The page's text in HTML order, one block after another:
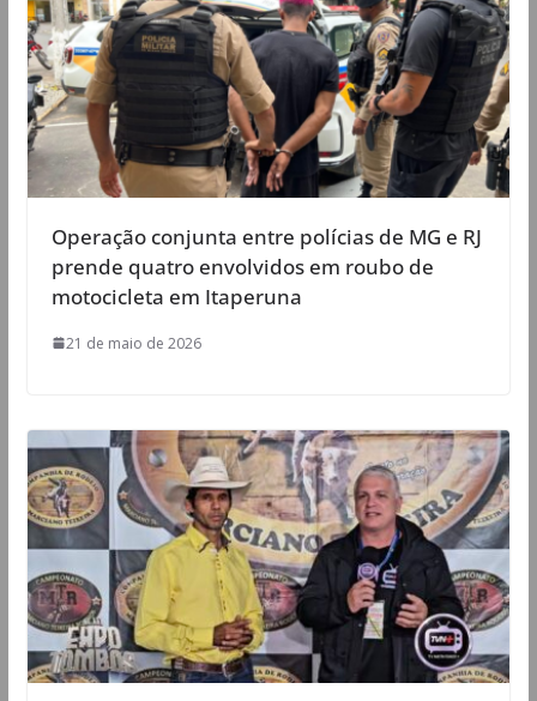
Operação conjunta entre polícias de MG e RJ
prende quatro envolvidos em roubo de
motocicleta em Itaperuna
21 de maio de 2026